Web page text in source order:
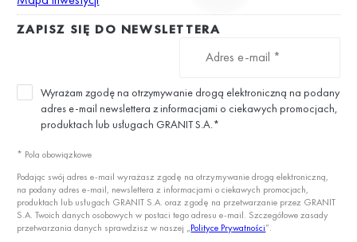
ZAPISZ SIĘ DO NEWSLETTERA
Wyrażam zgodę na otrzymywanie drogą elektroniczną na podany
adres e-mail newslettera z informacjami o ciekawych promocjach,
produktach lub usługach GRANIT S.A.*
* Pola obowiązkowe
Podając swój adres e-mail wyrażasz zgodę na otrzymywanie drogą elektroniczną,
na podany adres e-mail, newslettera z informacjami o ciekawych promocjach,
produktach lub usługach GRANIT S.A. oraz zgodę na przetwarzanie przez GRANIT
S.A. Twoich danych osobowych w postaci tego adresu e-mail. Szczegółowe zasady
przetwarzania danych sprawdzisz w naszej „Polityce Prywatności”.